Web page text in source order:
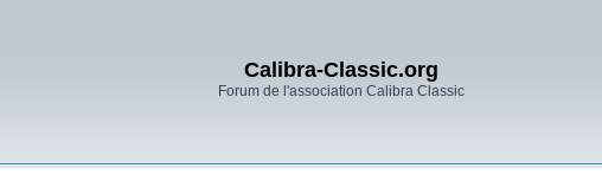
Calibra-Classic.org
Forum de l'association Calibra Classic